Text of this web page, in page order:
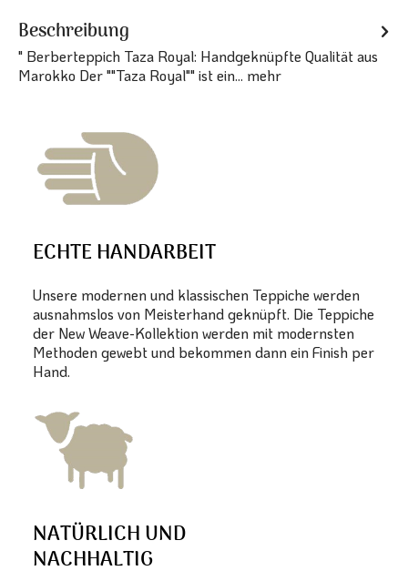
Beschreibung
" Berberteppich Taza Royal: Handgeknüpfte Qualität aus
Marokko Der ""Taza Royal"" ist ein... mehr
ECHTE HANDARBEIT
Unsere modernen und klassischen Teppiche werden
ausnahmslos von Meisterhand geknüpft. Die Teppiche
der New Weave-Kollektion werden mit modernsten
Methoden gewebt und bekommen dann ein Finish per
Hand.
NATÜRLICH UND
NACHHALTIG